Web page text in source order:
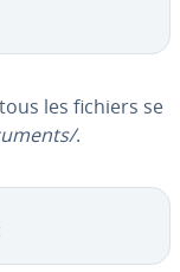
les fichiers se
.